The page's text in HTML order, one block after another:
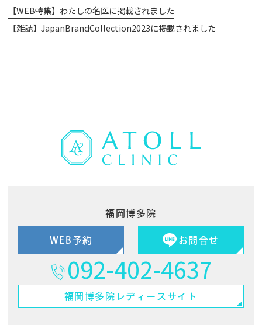
【WEB特集】わたしの名医に掲載されました
【雑誌】JapanBrandCollection2023に掲載されました
福岡博多院
WEB予約 お問合せ
092-402-4637
福岡博多院 レディースサイト